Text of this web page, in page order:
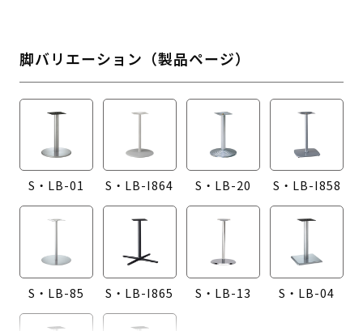
脚バリエーション（製品ページ）
S・LB-01 S・LB-I864 S・LB-20 S・LB-I858
S・LB-85 S・LB-I865 S・LB-13 S・LB-04